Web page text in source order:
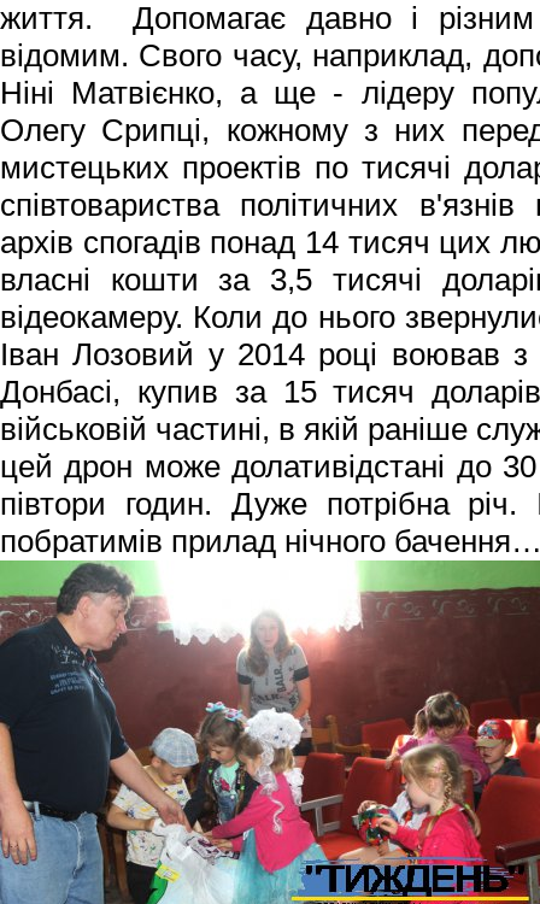
життя. Допомагає давно і
відомим. Свого часу, наприклад,
Ніні Матвієнко, а ще - лідеру
Олегу Срипці, кожному з них
мистецьких проектів по тисячі
співтовариства політичних
архів спогадів понад 14 тисяч цих
власні кошти за 3,5 тисячі
відеокамеру. Коли до нього
Іван Лозовий у 2014 році воював
Донбасі, купив за 15 тисяч
військовій частині, в якій раніше
цей дрон може долативідстані до 30
півтори годин. Дуже потрібна
побратимів прилад нічного